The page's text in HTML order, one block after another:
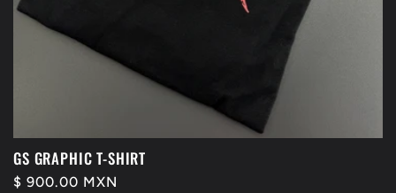
GS GRAPHIC T-SHIRT
Precio
$ 900.00 MXN